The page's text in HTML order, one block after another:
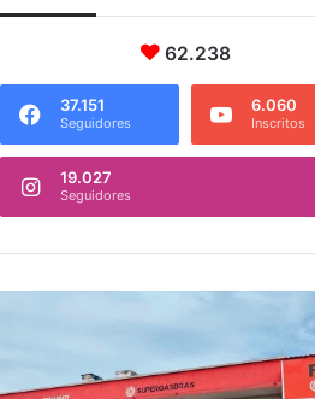
62.238
37.151
Seguidores
6.060
Inscritos
19.027
Seguidores